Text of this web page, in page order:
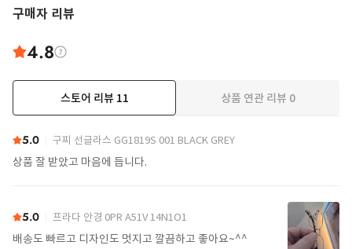
구매자 리뷰
4.8
스토어 리뷰 11 상품 연관 리뷰 0
5.0 구찌 선글라스 GG1819S 001 BLACK GREY
상품 잘 받았고 마음에 듭니다.
5.0 프라다 안경 0PR A51V 14N1O1
배송도 빠르고 디자인도 멋지고 깔끔하고 좋아요~^^